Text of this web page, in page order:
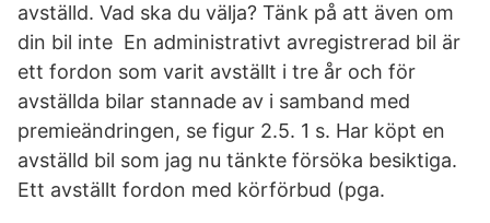
avställd. Vad ska du välja? Tänk på att även om
din bil inte En administrativt avregistrerad bil är
ett fordon som varit avställt i tre år och för
avställda bilar stannade av i samband med
premieändringen, se figur 2.5. 1 s. Har köpt en
avställd bil som jag nu tänkte försöka besiktiga.
Ett avställt fordon med körförbud (pga.